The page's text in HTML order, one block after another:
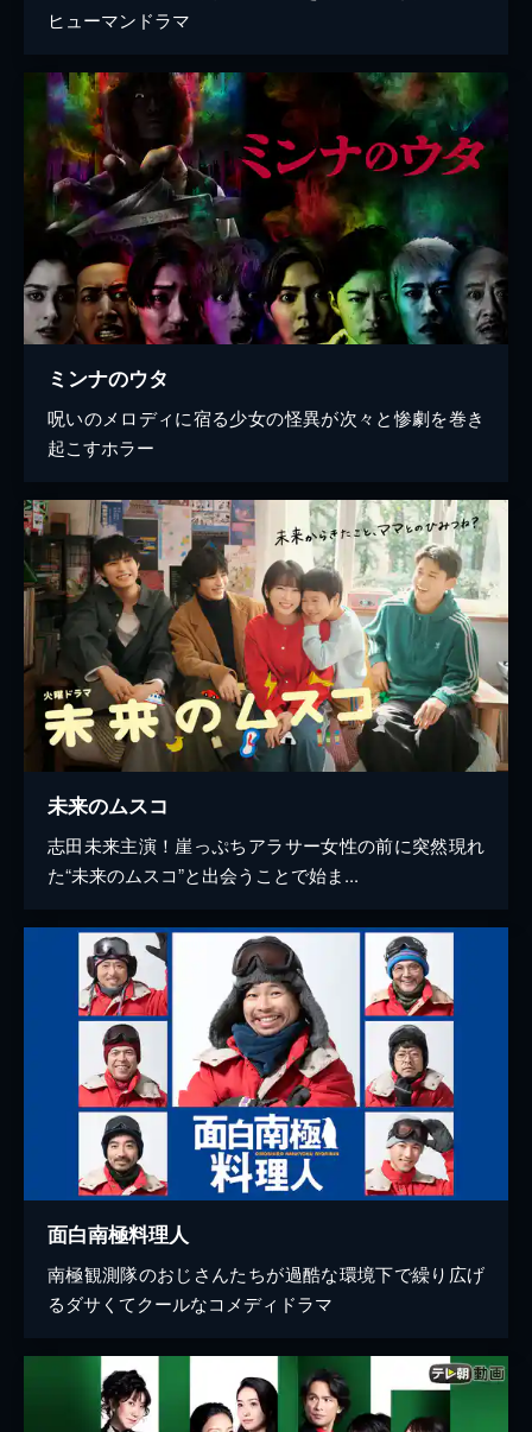
ヒューマンドラマ
ミンナのウタ
呪いのメロディに宿る少女の怪異が次々と惨劇を巻き
起こすホラー
未来のムスコ
志田未来主演！崖っぷちアラサー女性の前に突然現れ
た“未来のムスコ”と出会うことで始ま...
面白南極料理人
南極観測隊のおじさんたちが過酷な環境下で繰り広げ
るダサくてクールなコメディドラマ